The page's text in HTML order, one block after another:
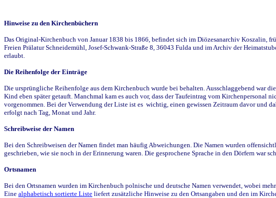
Hinweise zu den Kirchenbüchern
Das Original-Kirchenbuch von Januar 1838 bis 1866, befindet sich im Diözesanarchiv Koszalin,
Freien Prälatur Schneidemühl, Josef-Schwank-Straße 8, 36043 Fulda und im Archiv der
erlaubt.
Die Reihenfolge der Einträge
Die ursprüngliche Reihenfolge aus dem Kirchenbuch wurde bei behalten. Ausschlaggebend war
Kind eben später getauft. Manchmal kam es auch vor, dass der Taufeintrag vom
vorgenommen. Bei der Verwendung der Liste ist es wichtig, einen gewissen Zeitraum davor und
erfolgt nach Tag, Monat und Jahr.
Schreibweise der Namen
Bei den Schreibweisen der Namen findet man häufig Abweichungen. Die Namen wurden
geschrieben, wie sie noch in der Erinnerung waren. Die gesprochene Sprache in den Dörfern
Ortsnamen
Bei den Ortsnamen wurden im Kirchenbuch polnische und deutsche Namen verwendet, wobei
Eine alphabetisch sortierte Liste liefert zusätzliche Hinweise zu den Ortsangaben und den im